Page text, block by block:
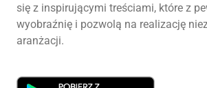
się z inspirującymi treściami, które z
wyobraźnię i pozwolą na realizację
aranżacji.